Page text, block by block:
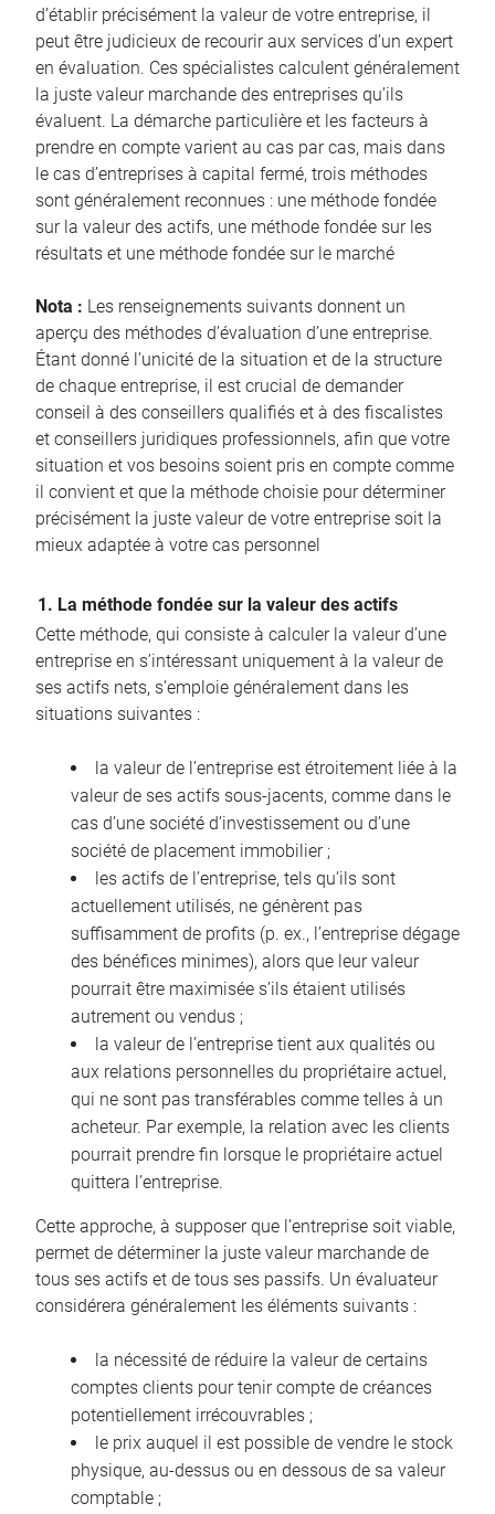
d’établir précisément la valeur de votre entreprise, il
peut être judicieux de recourir aux services d’un expert
en évaluation. Ces spécialistes calculent généralement
la juste valeur marchande des entreprises qu’ils
évaluent. La démarche particulière et les facteurs à
prendre en compte varient au cas par cas, mais dans
le cas d’entreprises à capital fermé, trois méthodes
sont généralement reconnues : une méthode fondée
sur la valeur des actifs, une méthode fondée sur les
résultats et une méthode fondée sur le marché
Nota : Les renseignements suivants donnent un
aperçu des méthodes d’évaluation d’une entreprise.
Étant donné l’unicité de la situation et de la structure
de chaque entreprise, il est crucial de demander
conseil à des conseillers qualifiés et à des fiscalistes
et conseillers juridiques professionnels, afin que votre
situation et vos besoins soient pris en compte comme
il convient et que la méthode choisie pour déterminer
précisément la juste valeur de votre entreprise soit la
mieux adaptée à votre cas personnel
1. La méthode fondée sur la valeur des actifs
Cette méthode, qui consiste à calculer la valeur d’une
entreprise en s’intéressant uniquement à la valeur de
ses actifs nets, s’emploie généralement dans les
situations suivantes :
la valeur de l’entreprise est étroitement liée à la
valeur de ses actifs sous-jacents, comme dans le
cas d’une société d’investissement ou d’une
société de placement immobilier ;
les actifs de l’entreprise, tels qu’ils sont
actuellement utilisés, ne génèrent pas
suffisamment de profits (p. ex., l’entreprise dégage
des bénéfices minimes), alors que leur valeur
pourrait être maximisée s’ils étaient utilisés
autrement ou vendus ;
la valeur de l’entreprise tient aux qualités ou
aux relations personnelles du propriétaire actuel,
qui ne sont pas transférables comme telles à un
acheteur. Par exemple, la relation avec les clients
pourrait prendre fin lorsque le propriétaire actuel
quittera l’entreprise.
Cette approche, à supposer que l’entreprise soit viable,
permet de déterminer la juste valeur marchande de
tous ses actifs et de tous ses passifs. Un évaluateur
considérera généralement les éléments suivants :
la nécessité de réduire la valeur de certains
comptes clients pour tenir compte de créances
potentiellement irrécouvrables ;
le prix auquel il est possible de vendre le stock
physique, au-dessus ou en dessous de sa valeur
comptable ;